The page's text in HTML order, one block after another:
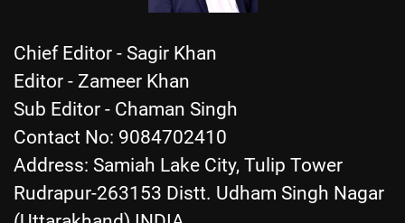
Chief Editor - Sagir Khan
Editor - Zameer Khan
Sub Editor - Chaman Singh
Contact No: 9084702410
Address: Samiah Lake City, Tulip Tower
Rudrapur-263153 Distt. Udham Singh Nagar